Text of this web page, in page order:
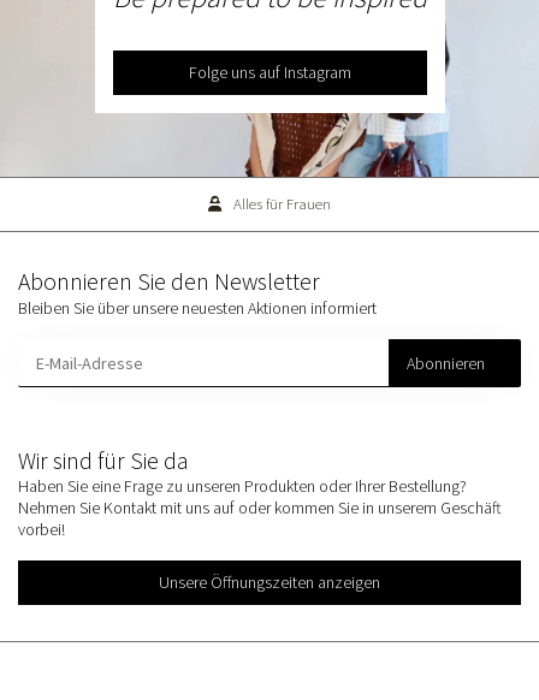
Folge uns auf Instagram
Alles für Frauen
Wir sind für Sie da
Haben Sie eine Frage zu unseren Produkten oder Ihrer Bestellung?
Nehmen Sie Kontakt mit uns auf oder kommen Sie in unserem Geschäft
vorbei!
Unsere Öffnungszeiten anzeigen
Abonnieren Sie den Newsletter
Bleiben Sie über unsere neuesten Aktionen informiert
Abonnieren